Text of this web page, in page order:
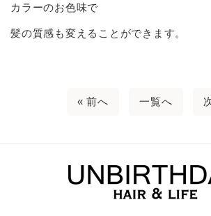
カラーのお色味で
髪の質感も変えることができます。
« 前へ 一覧へ